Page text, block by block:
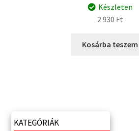
Készleten
2 930 Ft
Kosárba teszem
KATEGÓRIÁK